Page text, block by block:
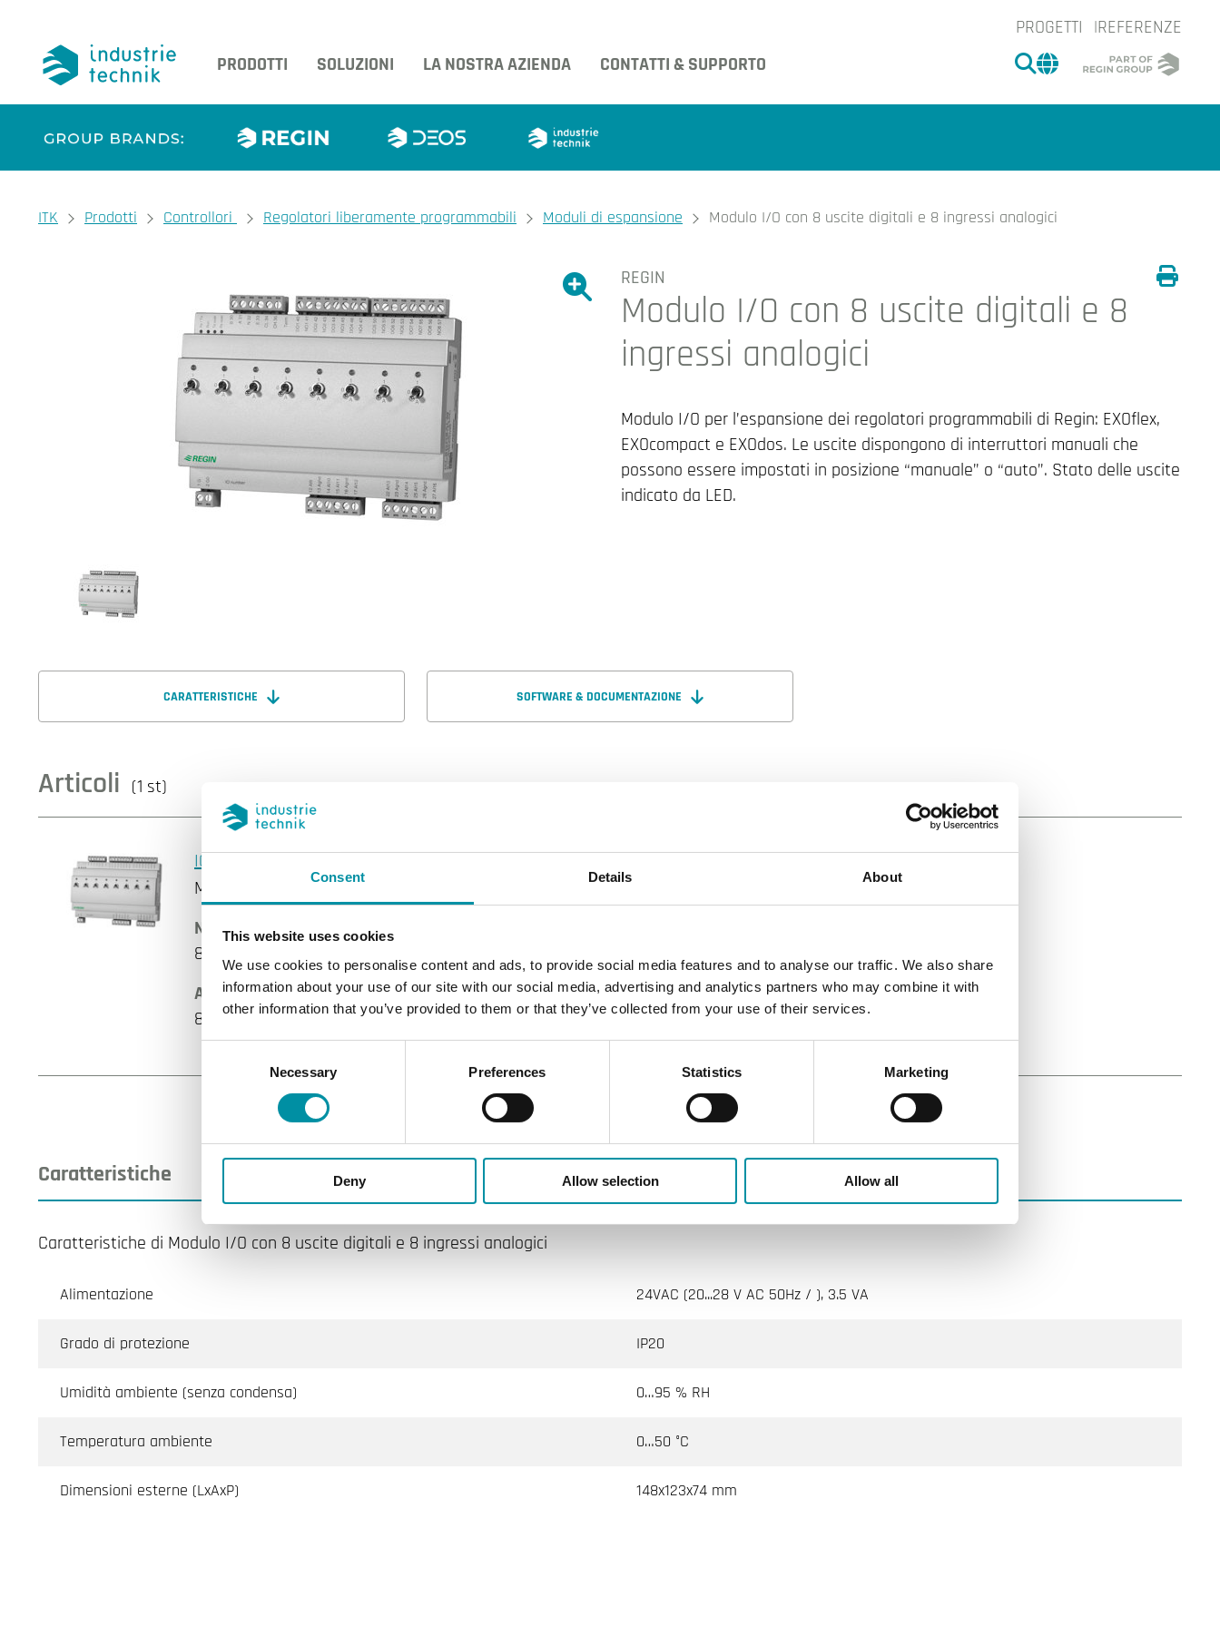
Consent Details About
This website uses cookies
We use cookies to personalise content and ads, to provide social media features and to analyse our traffic. We also share
information about your use of our site with our social media, advertising and analytics partners who may combine it with
other information that you’ve provided to them or that they’ve collected from your use of their services.
Selection
Necessary Preferences Statistics Marketing
Deny Allow selection Allow all
PROGETTI
REFERENZE
PRODOTTI
SOLUZIONI LA NOSTRA AZIENDA CONTATTI & SUPPORTO CERCA
CHANGE MARKET
You are here:
ITK Prodotti Controllori Regolatori liberamente programmabili Moduli di espansione Modulo I/O con 8 uscite digitali e 8 ingressi analogici
Ingrandire l'immagine.
Ingrandire l'immagine.
REGIN
Modulo I/O con 8 uscite digitali e 8
ingressi analogici
Modulo I/O per l’espansione dei regolatori programmabili di Regin: EXOflex,
EXOcompact e EXOdos. Le uscite dispongono di interruttori manuali che
possono essere impostati in posizione “manuale” o “auto”. Stato delle uscite
indicato da LED.
CARATTERISTICHE SOFTWARE & DOCUMENTAZIONE
Articoli (1 st)
IO-8DO8AI-M
Modulo di ingresso e uscita
Numero di moduli
8.5
AI
8
DO
8
Numero di I/O
16
Caratteristiche
Caratteristiche di Modulo I/O con 8 uscite digitali e 8 ingressi analogici
Alimentazione 24VAC (20...28 V AC 50Hz / ), 3.5 VA
Grado di protezione IP20
Umidità ambiente (senza condensa) 0…95 % RH
Temperatura ambiente 0…50 °C
Dimensioni esterne (LxAxP) 148x123x74 mm